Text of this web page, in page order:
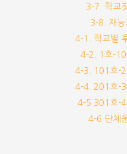
3-7. 학교
3-8. 재능
4-1. 학교별
4-2. 1호-
4-3. 101호-
4-4. 201호-
4-5 301호-
4-6 단체